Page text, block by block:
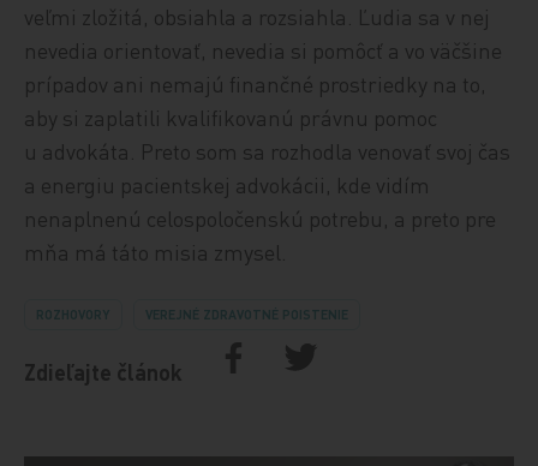
veľmi zložitá, obsiahla a rozsiahla. Ľudia sa v nej
nevedia orientovať, nevedia si pomôcť a vo väčšine
prípadov ani nemajú finančné prostriedky na to,
aby si zaplatili kvalifikovanú právnu pomoc
u advokáta. Preto som sa rozhodla venovať svoj čas
a energiu pacientskej advokácii, kde vidím
nenaplnenú celospoločenskú potrebu, a preto pre
mňa má táto misia zmysel.
ROZHOVORY VEREJNÉ ZDRAVOTNÉ POISTENIE
Zdieľajte článok